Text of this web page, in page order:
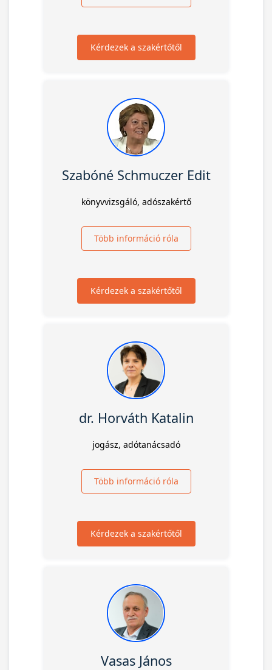
Kérdezek a szakértőtől
Szabóné Schmuczer Edit
könyvvizsgáló, adószakértő
Több információ róla
Kérdezek a szakértőtől
dr. Horváth Katalin
jogász, adótanácsadó
Több információ róla
Kérdezek a szakértőtől
Vasas János